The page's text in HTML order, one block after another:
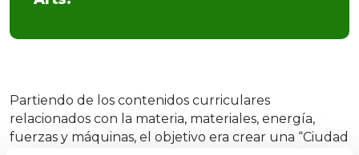
Partiendo de los contenidos curriculares
relacionados con la materia, materiales, energía,
fuerzas y máquinas, el objetivo era crear una “Ciudad